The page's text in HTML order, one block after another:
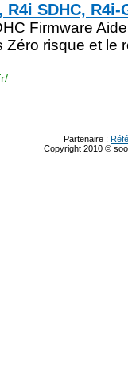
R4i SDHC, R4i-
Firmware
Zéro risque et le
Partenaire :
Copyright 2010 ©